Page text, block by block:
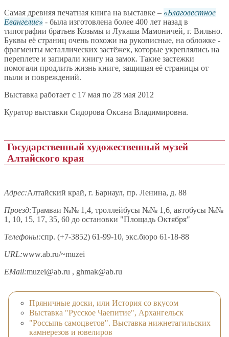
Самая древняя печатная книга на выставке –
Благовестное
Евангелие
- была изготовлена более 400 лет назад в
типографии братьев Козьмы и Лукаша Мамоничей, г. Вильно.
Буквы её страниц очень похожи на рукописные, на обложке -
фрагменты металлических застёжек, которые укреплялись на
переплете и запирали книгу на замок. Такие застежки
помогали продлить жизнь книге, защищая её страницы от
пыли и повреждений.
Выставка работает с 17 мая по 28 мая 2012
Куратор выставки Сидорова Оксана Владимировна.
Государственный художественный музей
Алтайского края
Адрес:Алтайский край, г. Барнаул, пр. Ленина, д. 88
Проезд:Трамваи №№ 1,4, троллейбусы №№ 1,6, автобусы №№
1, 10, 15, 17, 35, 60 до остановки "Площадь Октября"
Телефоны:спр. (+7-3852) 61-99-10, экс.бюро 61-18-88
URL:www.ab.ru/~muzei
EMail:muzei@ab.ru , ghmak@ab.ru
Пряничные доски, или История со вкусом
Выставка "Русское Чаепитие", Архангельск
"Россыпь самоцветов". Выставка нижнетагильских
камнерезов и ювелиров